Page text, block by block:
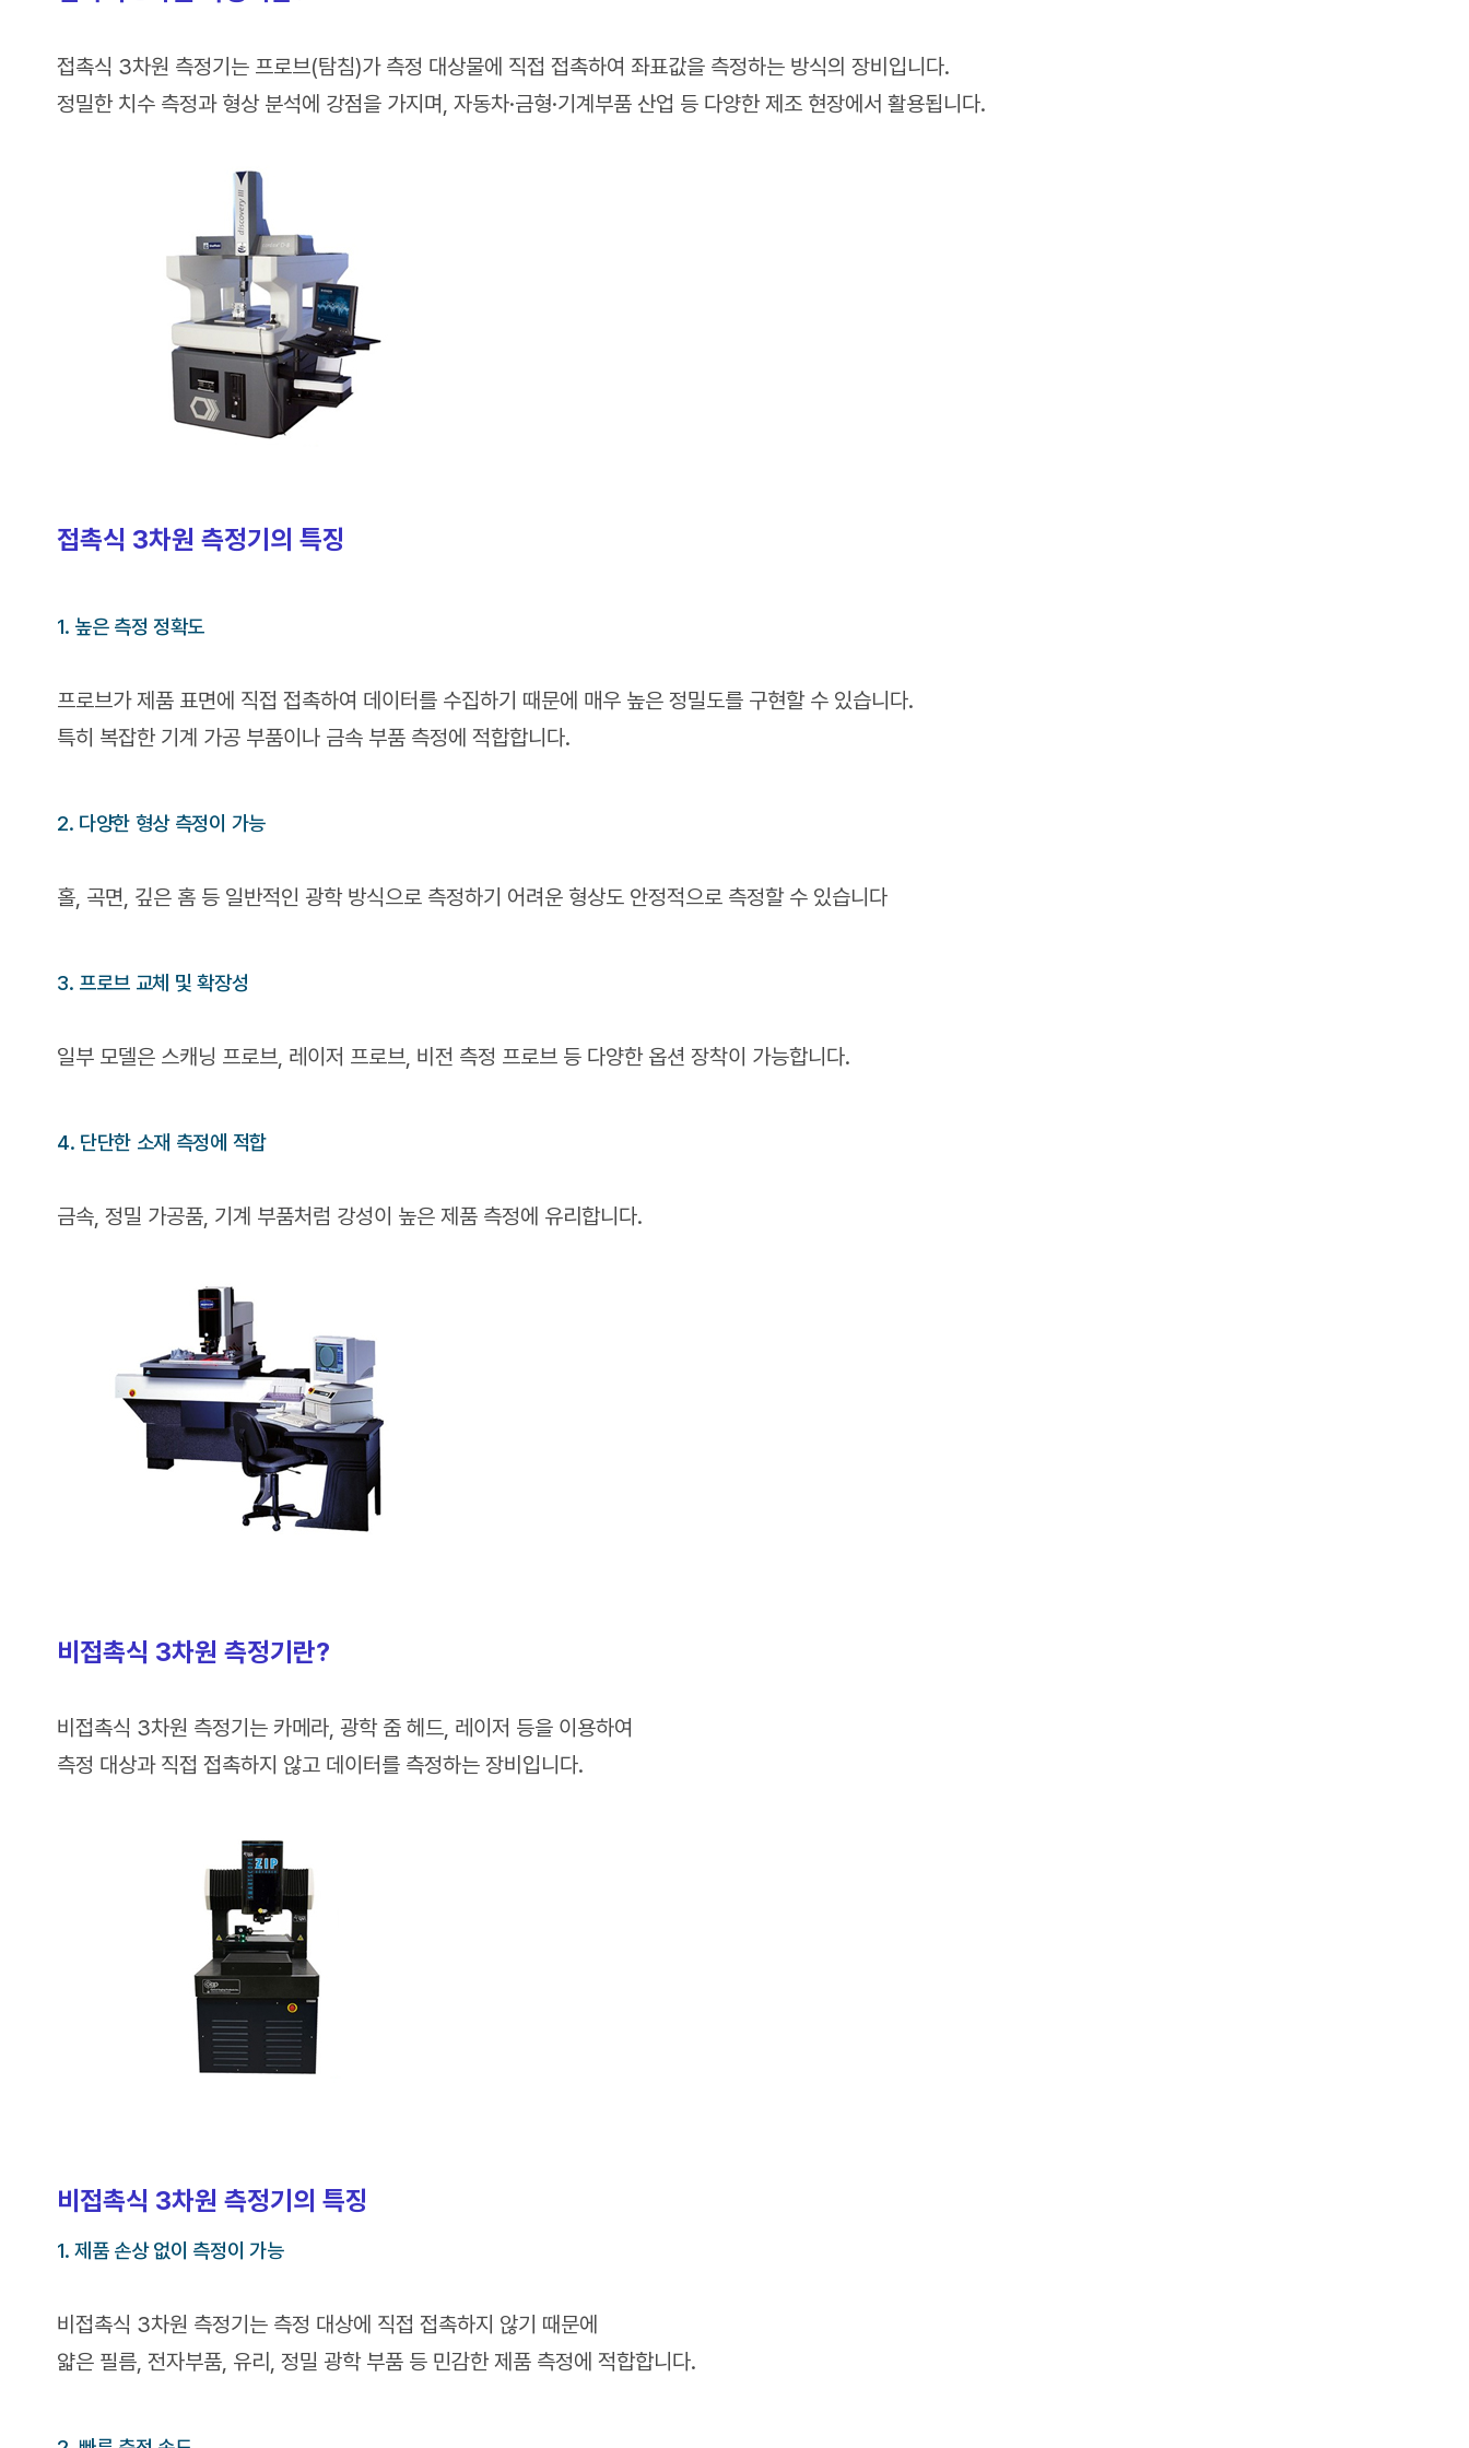
접촉식 3차원 측정기는 프로브(탐침)가 측정 대상물에 직접 접촉하여 좌표값을 측정하는 방식의 장비입니다.
정밀한 치수 측정과 형상 분석에 강점을 가지며, 자동차·금형·기계부품 산업 등 다양한 제조 현장에서 활용됩니다.
접촉식 3차원 측정기의 특징
1. 높은 측정 정확도
프로브가 제품 표면에 직접 접촉하여 데이터를 수집하기 때문에 매우 높은 정밀도를 구현할 수 있습니다.
특히 복잡한 기계 가공 부품이나 금속 부품 측정에 적합합니다.
2. 다양한 형상 측정이 가능
홀, 곡면, 깊은 홈 등 일반적인 광학 방식으로 측정하기 어려운 형상도 안정적으로 측정할 수 있습니다
3. 프로브 교체 및 확장성
일부 모델은 스캐닝 프로브, 레이저 프로브, 비전 측정 프로브 등 다양한 옵션 장착이 가능합니다.
4. 단단한 소재 측정에 적합
금속, 정밀 가공품, 기계 부품처럼 강성이 높은 제품 측정에 유리합니다.
비접촉식 3차원 측정기란?
비접촉식 3차원 측정기는 카메라, 광학 줌 헤드, 레이저 등을 이용하여
측정 대상과 직접 접촉하지 않고 데이터를 측정하는 장비입니다.
비접촉식 3차원 측정기의 특징
1. 제품 손상 없이 측정이 가능
비접촉식 3차원 측정기는 측정 대상에 직접 접촉하지 않기 때문에
얇은 필름, 전자부품, 유리, 정밀 광학 부품 등 민감한 제품 측정에 적합합니다.